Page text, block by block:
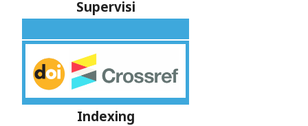
Supervisi
Indexing